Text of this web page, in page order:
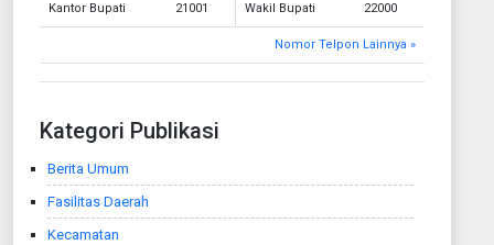
Kantor Bupati 21001 Wakil Bupati 22000
Nomor Telpon Lainnya »
Kategori Publikasi
Berita Umum
Fasilitas Daerah
Kecamatan